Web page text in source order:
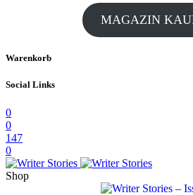
MAGAZIN
Warenkorb
Social Links
0
0
147
0
Shop